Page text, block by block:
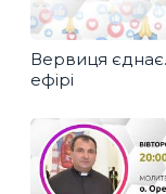
Вервиця
ефірі